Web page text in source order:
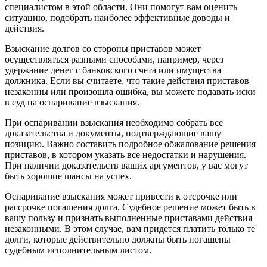
специалистом в этой области. Они помогут вам оценить
ситуацию, подобрать наиболее эффективные доводы и
действия.
Взыскание долгов со стороны приставов может
осуществляться разными способами, например, через
удержание денег с банковского счета или имущества
должника. Если вы считаете, что такие действия приставов
незаконны или произошла ошибка, вы можете подавать иски
в суд на оспаривание взыскания.
При оспаривании взыскания необходимо собрать все
доказательства и документы, подтверждающие вашу
позицию. Важно составить подробное обжалование решения
приставов, в котором указать все недостатки и нарушения.
При наличии доказательств ваших аргументов, у вас могут
быть хорошие шансы на успех.
Оспаривание взыскания может привести к отсрочке или
рассрочке погашения долга. Судебное решение может быть в
вашу пользу и признать выполненные приставами действия
незаконными. В этом случае, вам придется платить только те
долги, которые действительно должны быть погашены
судебным исполнительным листом.